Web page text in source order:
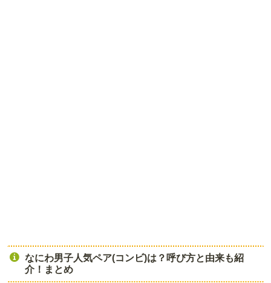
なにわ男子人気ペア(コンビ)は？呼び方と由来も紹
介！まとめ